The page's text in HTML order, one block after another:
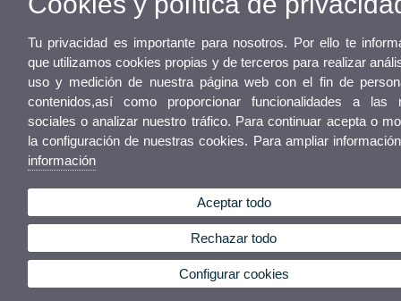
Tu privacidad es importante para nosotros. Por ello te
que utilizamos cookies propias y de terceros para realizar
uso y medición de nuestra página web con el fin de
contenidos,así como proporcionar funcionalidades a las
sociales o analizar nuestro tráfico. Para continuar acepta o
la configuración de nuestras cookies. Para ampliar
información
Aceptar todo
Rechazar todo
Configurar cookies